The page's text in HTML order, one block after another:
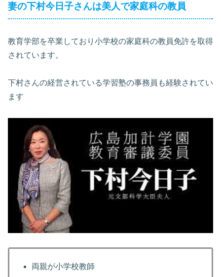
妻の下村今日子さんは美人で家庭科の教員
教育学部を卒業しており小学校の家庭科の教員免許を取得
されています。
下村さんの経営されている学習塾の事務員も経験されてい
ます
両親が小学校教師